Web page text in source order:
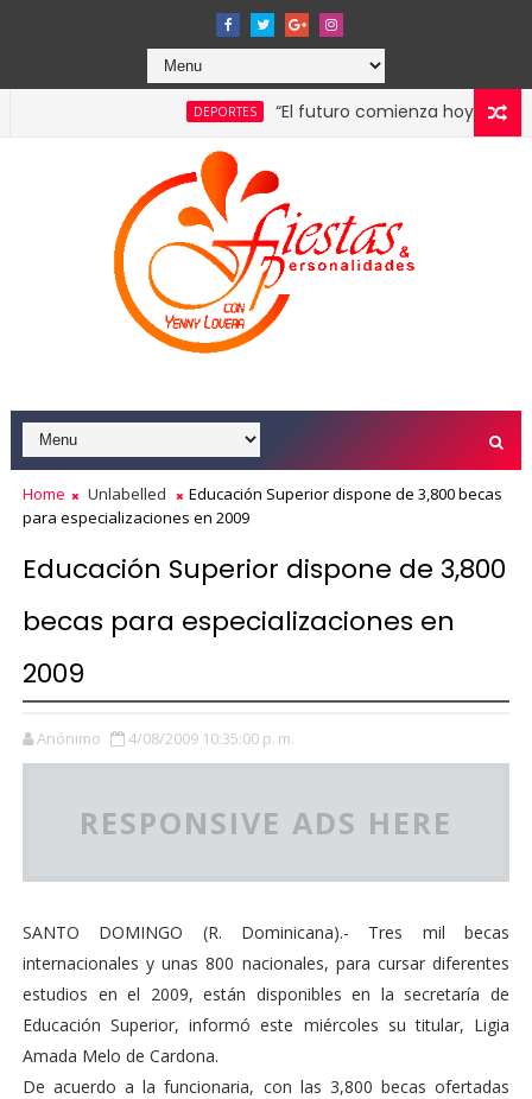
“El futuro comienza hoy”: Santo
por la franquicia dominicana más taquillera del 2025
Home Unlabelled
Educación Superior dispone de 3,800 becas
para especializaciones en 2009
Educación Superior dispone de 3,800
becas para especializaciones en
2009
Anónimo 4/08/2009 10:35:00 p. m.
RESPONSIVE ADS HERE
SANTO DOMINGO (R. Dominicana).- Tres mil becas
internacionales y unas 800 nacionales, para cursar diferentes
estudios en el 2009, están disponibles en la secretaría de
Educación Superior, informó este miércoles su titular, Ligia
Amada Melo de Cardona.
De acuerdo a la funcionaria, con las 3,800 becas ofertadas